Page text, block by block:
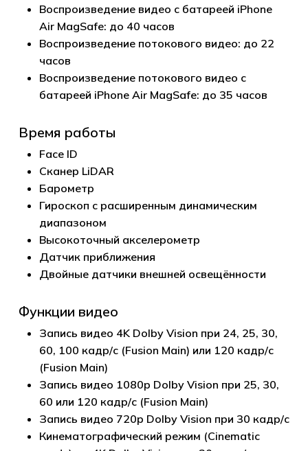
Воспроизведение видео с батареей iPhone
Air MagSafe: до 40 часов
Воспроизведение потокового видео: до 22
часов
Воспроизведение потокового видео с
батареей iPhone Air MagSafe: до 35 часов
Время работы
Face ID
Сканер LiDAR
Барометр
Гироскоп с расширенным динамическим
диапазоном
Высокоточный акселерометр
Датчик приближения
Двойные датчики внешней освещённости
Функции видео
Запись видео 4K Dolby Vision при 24, 25, 30,
60, 100 кадр/с (Fusion Main) или 120 кадр/с
(Fusion Main)
Запись видео 1080p Dolby Vision при 25, 30,
60 или 120 кадр/с (Fusion Main)
Запись видео 720p Dolby Vision при 30 кадр/с
Кинематографический режим (Cinematic